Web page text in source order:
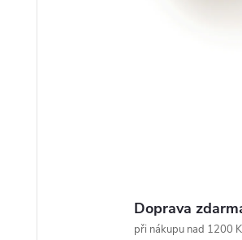
Doprava
při nákupu nad 1200